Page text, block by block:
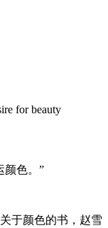
for beauty
颜色。”
于颜色的书，赵雪